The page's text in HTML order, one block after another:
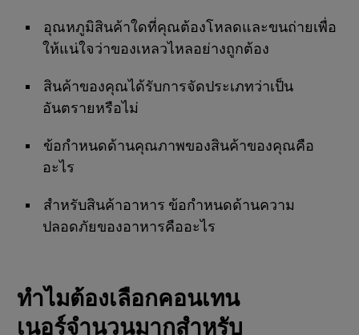
อุณหภูมิสินค้าใดที่คุณต้องโหลดและขนถ่ายเพื่อ
ให้แน่ใจว่าของเหลวไหลอย่างถูกต้อง
สินค้าของคุณได้รับการจัดประเภทว่าเป็น
อันตรายหรือไม่
ข้อกําหนดด้านคุณภาพของสินค้าของคุณคือ
อะไร
สําหรับสินค้าอาหาร ข้อกําหนดด้านความ
ปลอดภัยของอาหารคืออะไร
ทําไมต้องเลือกคอนเทน
เนอร์จํานวนมากสําหรับ